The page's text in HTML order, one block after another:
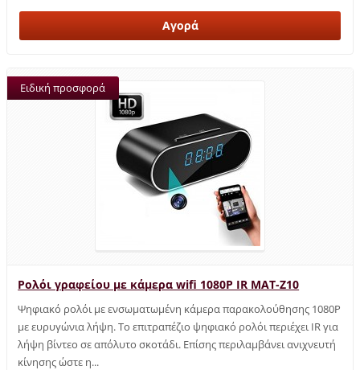
Ρολόι γραφείου με κάμερα wifi 1080P IR MAT-Z10
Ειδική προσφορά
Ψηφιακό ρολόι με ενσωματωμένη κάμερα παρακολούθησης 1080P
με ευρυγώνια λήψη. Το επιτραπέζιο ψηφιακό ρολόι περιέχει IR για
λήψη βίντεο σε απόλυτο σκοτάδι. Επίσης περιλαμβάνει ανιχνευτή
κίνησης ώστε η...